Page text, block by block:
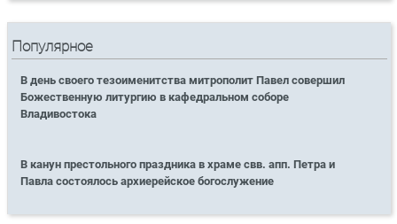
Популярное
В день своего тезоименитства митрополит Павел совершил
Божественную литургию в кафедральном соборе
Владивостока
В канун престольного праздника в храме свв. апп. Петра и
Павла состоялось архиерейское богослужение